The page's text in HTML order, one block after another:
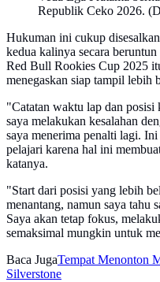
Republik Ceko 2026.
Hukuman ini cukup
kedua kalinya secara
Red Bull Rookies Cup 2025
menegaskan siap tampil lebih
"Catatan waktu lap dan posisi
saya melakukan kesalahan
saya menerima penalti lagi.
pelajari karena hal ini
katanya.
"Start dari posisi yang lebih
menantang, namun saya tahu
Saya akan tetap fokus,
semaksimal mungkin untuk
Baca JugaTempat Menonton
Silverstone